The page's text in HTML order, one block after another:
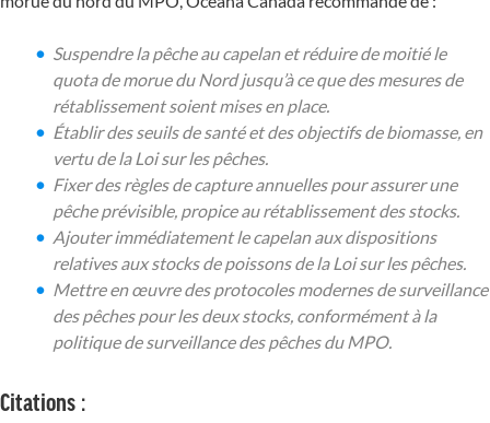
Suspendre la pêche au capelan et réduire de moitié le
quota de morue du Nord jusqu’à ce que des mesures de
rétablissement soient mises en place.
Établir des seuils de santé et des objectifs de biomasse, en
vertu de laLoi sur les pêches.
Fixer des règles de capture annuelles pour assurer une
pêche prévisible, propice au rétablissement des stocks.
Ajouter immédiatement le capelan aux dispositions
relatives aux stocks de poissons de laLoi sur les pêches.
Mettre en œuvre des protocoles modernes de surveillance
des pêches pour les deux stocks, conformément à la
politique de surveillance des pêches du MPO.
Citations :